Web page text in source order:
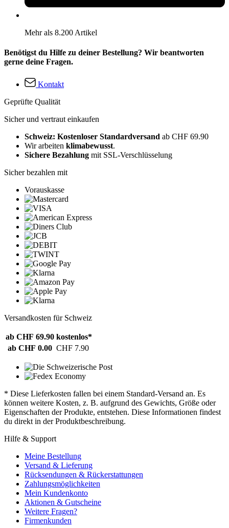
Mehr als 8.200 Artikel
Benötigst du Hilfe zu deiner Bestellung? Wir beantworten
gerne deine Fragen.
Kontakt
Geprüfte Qualität
Sicher und vertraut einkaufen
Schweiz: Kostenloser Standardversand ab CHF 69.90
Wir arbeiten klimabewusst.
Sichere Bezahlung mit SSL-Verschlüsselung
Sicher bezahlen mit
Vorauskasse
Versandkosten für Schweiz
ab CHF 69.90 kostenlos*
ab CHF 0.00 CHF 7.90
* Diese Lieferkosten fallen bei einem Standard-Versand an. Es
können weitere Kosten, z. B. aufgrund des Gewichts, Größe oder
Eigenschaften der Produkte, entstehen. Diese Informationen findest
du direkt in der Produktbeschreibung.
Hilfe & Support
Meine Bestellung
Versand & Lieferung
Rücksendungen & Rückerstattungen
Zahlungsmöglichkeiten
Mein Kundenkonto
Aktionen & Gutscheine
Weitere Fragen?
Firmenkunden